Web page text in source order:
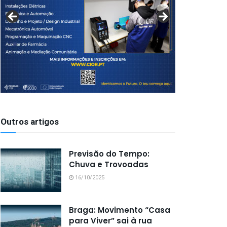
Outros artigos
Previsão do Tempo:
Chuva e Trovoadas
16/10/2025
Braga: Movimento “Casa
para Viver” sai à rua